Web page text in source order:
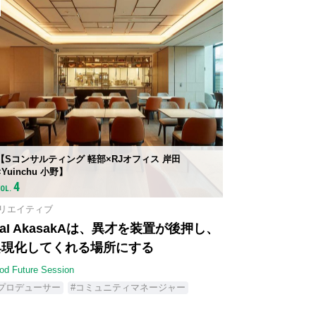
Sコンサルティング 軽部×RJオフィス 岸田
小野】
4
エイティブ
AkasakAは、異才を装置が後押し、
化してくれる場所にする
Future Session
ロデューサー
#コミュニティマネージャー